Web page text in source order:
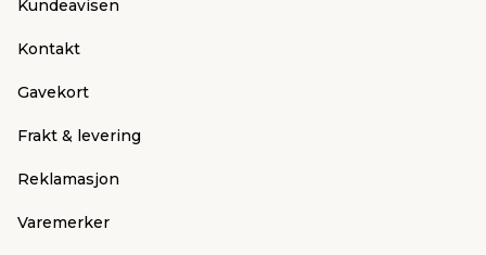
Kundeavisen
Kontakt
Gavekort
Frakt & levering
Reklamasjon
Varemerker